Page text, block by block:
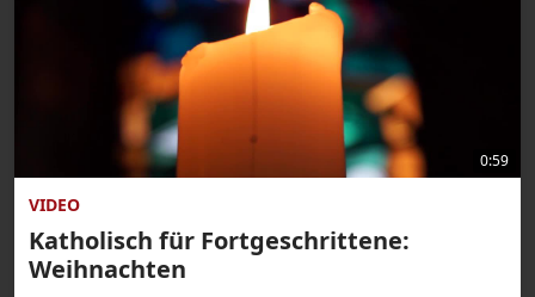
0:59
VIDEO
Katholisch für Fortgeschrittene:
Weihnachten